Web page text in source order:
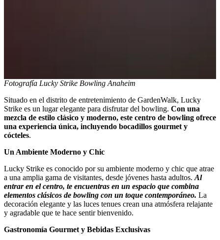
Fotografía Lucky Strike Bowling Anaheim
Situado en el distrito de entretenimiento de GardenWalk, Lucky
Strike es un lugar elegante para disfrutar del bowling. Con una
mezcla de estilo clásico y moderno, este centro de bowling ofrece
una experiencia única, incluyendo bocadillos gourmet y
cócteles.
Un Ambiente Moderno y Chic
Lucky Strike es conocido por su ambiente moderno y chic que atrae
a una amplia gama de visitantes, desde jóvenes hasta adultos.Al
entrar en el centro, te encuentras en un espacio que combina
elementos clásicos de bowling con un toque contemporáneo. La
decoración elegante y las luces tenues crean una atmósfera relajante
y agradable que te hace sentir bienvenido.
Gastronomía Gourmet y Bebidas Exclusivas